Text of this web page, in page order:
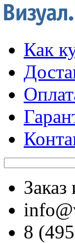
Как
Заказ
8